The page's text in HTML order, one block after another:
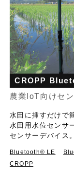
CROPP
農業IoT向けセ
水田に挿すだけで
水田用水位センサ
センサーデバイス。
Bluetooth®︎ LE
CROPP